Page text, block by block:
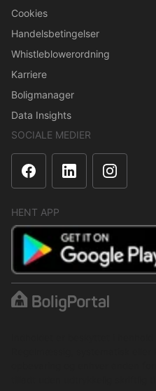
Cookies
Handelsbetingelser
Whistleblowerordning
Karriere
Boligmanager
Data Insights
SOCIALE MEDIER
HENT APP